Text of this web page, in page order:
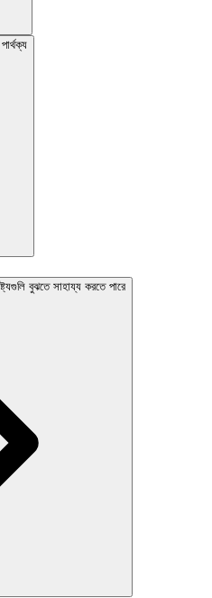
বুঝতে সাহায্য করতে পারে